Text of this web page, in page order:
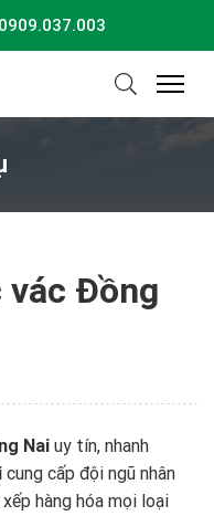
0909.037.003
vác Đồng
Nai uy tín, nhanh
cung cấp đội ngũ nhân
hàng hóa mọi loại